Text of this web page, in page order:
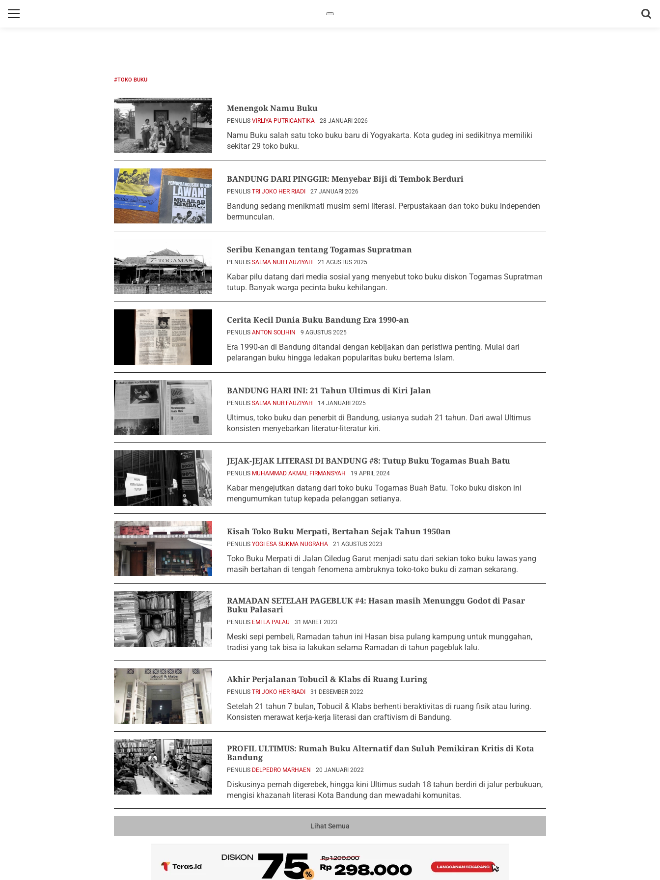
#TOKO BUKU
Menengok Namu Buku
PENULIS VIRLIYA PUTRICANTIKA 28 JANUARI 2026
Namu Buku salah satu toko buku baru di Yogyakarta. Kota gudeg ini sedikitnya memiliki
sekitar 29 toko buku.
BANDUNG DARI PINGGIR: Menyebar Biji di Tembok Berduri
PENULIS TRI JOKO HER RIADI 27 JANUARI 2026
Bandung sedang menikmati musim semi literasi. Perpustakaan dan toko buku independen
bermunculan.
Seribu Kenangan tentang Togamas Supratman
PENULIS SALMA NUR FAUZIYAH 21 AGUSTUS 2025
Kabar pilu datang dari media sosial yang menyebut toko buku diskon Togamas Supratman
tutup. Banyak warga pecinta buku kehilangan.
Cerita Kecil Dunia Buku Bandung Era 1990-an
PENULIS ANTON SOLIHIN 9 AGUSTUS 2025
Era 1990-an di Bandung ditandai dengan kebijakan dan peristiwa penting. Mulai dari
pelarangan buku hingga ledakan popularitas buku bertema Islam.
BANDUNG HARI INI: 21 Tahun Ultimus di Kiri Jalan
PENULIS SALMA NUR FAUZIYAH 14 JANUARI 2025
Ultimus, toko buku dan penerbit di Bandung, usianya sudah 21 tahun. Dari awal Ultimus
konsisten menyebarkan literatur-literatur kiri.
JEJAK-JEJAK LITERASI DI BANDUNG #8: Tutup Buku Togamas Buah Batu
PENULIS MUHAMMAD AKMAL FIRMANSYAH 19 APRIL 2024
Kabar mengejutkan datang dari toko buku Togamas Buah Batu. Toko buku diskon ini
mengumumkan tutup kepada pelanggan setianya.
Kisah Toko Buku Merpati, Bertahan Sejak Tahun 1950an
PENULIS YOGI ESA SUKMA NUGRAHA 21 AGUSTUS 2023
Toko Buku Merpati di Jalan Ciledug Garut menjadi satu dari sekian toko buku lawas yang
masih bertahan di tengah fenomena ambruknya toko-toko buku di zaman sekarang.
RAMADAN SETELAH PAGEBLUK #4: Hasan masih Menunggu Godot di Pasar
Buku Palasari
PENULIS EMI LA PALAU 31 MARET 2023
Meski sepi pembeli, Ramadan tahun ini Hasan bisa pulang kampung untuk munggahan,
tradisi yang tak bisa ia lakukan selama Ramadan di tahun pagebluk lalu.
Akhir Perjalanan Tobucil & Klabs di Ruang Luring
PENULIS TRI JOKO HER RIADI 31 DESEMBER 2022
Setelah 21 tahun 7 bulan, Tobucil & Klabs berhenti beraktivitas di ruang fisik atau luring.
Konsisten merawat kerja-kerja literasi dan craftivism di Bandung.
PROFIL ULTIMUS: Rumah Buku Alternatif dan Suluh Pemikiran Kritis di Kota
Bandung
PENULIS DELPEDRO MARHAEN 20 JANUARI 2022
Diskusinya pernah digerebek, hingga kini Ultimus sudah 18 tahun berdiri di jalur perbukuan,
mengisi khazanah literasi Kota Bandung dan mewadahi komunitas.
Lihat Semua